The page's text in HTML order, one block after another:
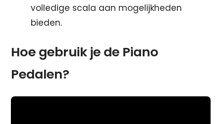
volledige scala aan mogelijkheden
bieden.
Hoe gebruik je de Piano
Pedalen?